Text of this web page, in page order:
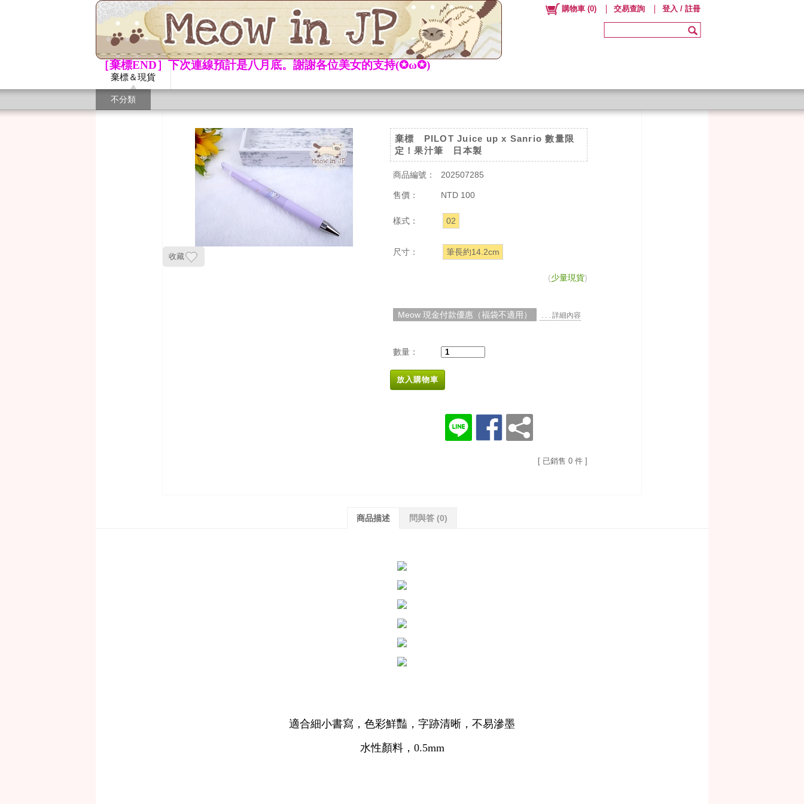
棄標＆現貨
購物車 (0) 交易查詢 登入 / 註冊
不分類
收藏
棄標 PILOT Juice up x Sanrio 數量限
定！果汁筆 日本製
商品編號： 202507285
售價： NTD 100
樣式： 02
尺寸： 筆長約14.2cm
(少量現貨)
Meow 現金付款優惠（福袋不適用） . . . 詳細內容
數量：
放入購物車
[ 已銷售 0 件 ]
商品描述 問與答 (0)
［棄標END］下次連線預計是八月底。謝謝各位美女的支持(✪ω✪)